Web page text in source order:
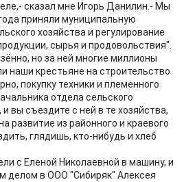
сказал мне Игорь Данилин.- Мы
приняли муниципальную
хозяйства и регулирование
сырья и продовольствия".
но за ней многие миллионы
наши крестьяне на строительство
покупку техники и племенного
отдела сельского
вы съездите с ней в те хозяйства,
развитие из районного и краевого
глядишь, кто-нибудь и хлеб
с Еленой Николаевной в машину, и
делом в ООО "Сибиряк" Алексея